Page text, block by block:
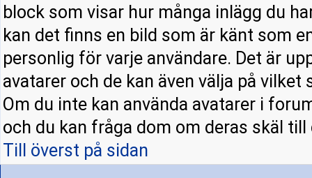
block som visar hur många inlägg du
kan det finns en bild som är känt som
personlig för varje användare. Det är
avatarer och de kan även välja på
Om du inte kan använda avatarer i
och du kan fråga dom om deras skäl
Till överst på sidan